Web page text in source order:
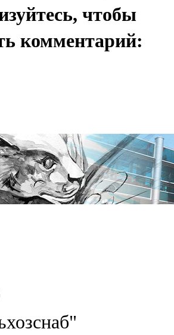
чтобы
комментарий: